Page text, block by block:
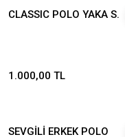
CLASSIC POLO YAKA S.
1.000,00 TL
SEVGİLİ ERKEK POLO